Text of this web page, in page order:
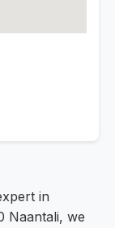
in
Naantali, we